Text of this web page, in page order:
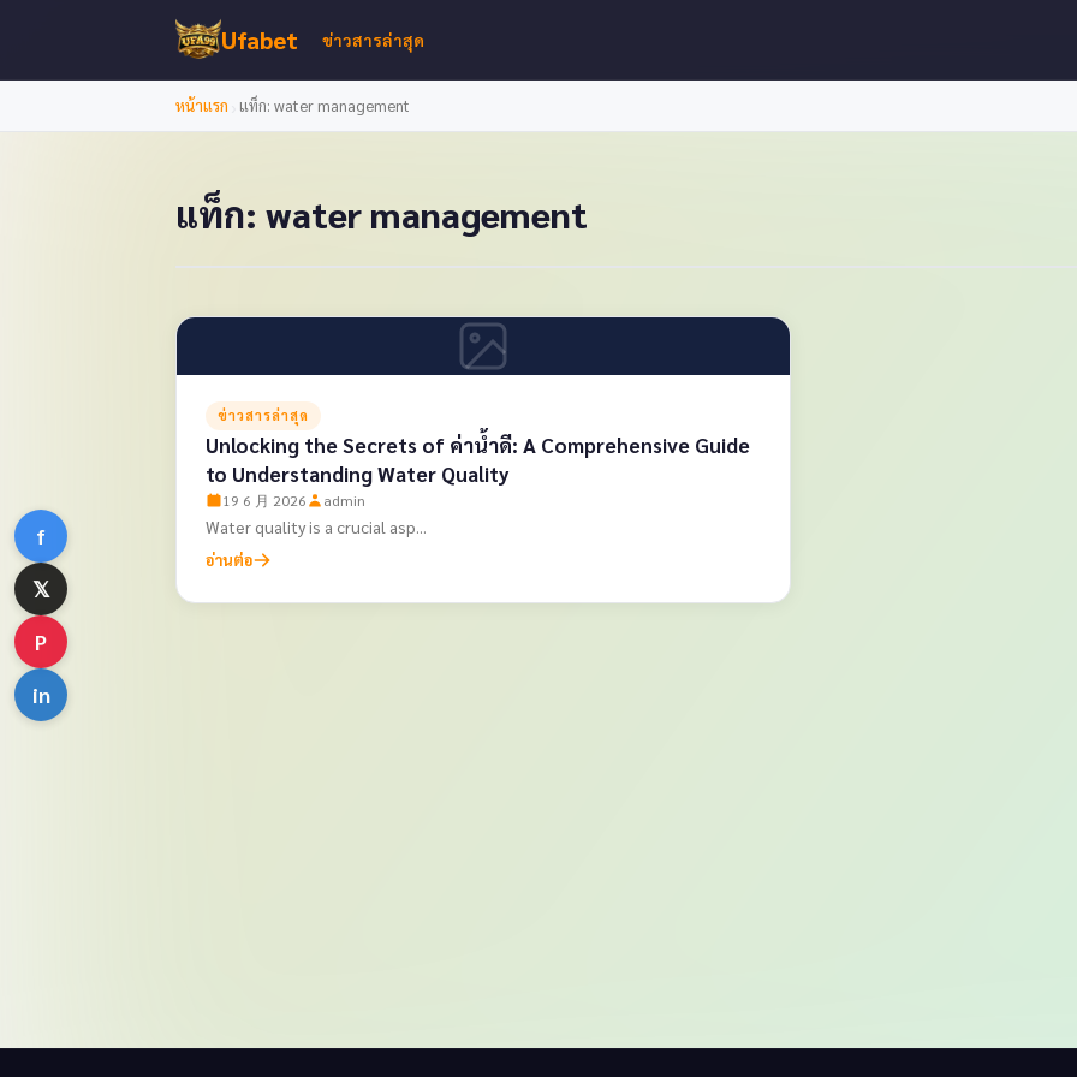
Ufabet ข่าวสารล่าสุด
หน้าแรก แท็ก: water management
แท็ก: water management
ข่าวสารล่าสุด
Unlocking the Secrets of ค่าน้ำดี: A Comprehensive Guide
to Understanding Water Quality
19 6 月 2026 admin
Water quality is a crucial asp...
อ่านต่อ
f
𝕏
P
in